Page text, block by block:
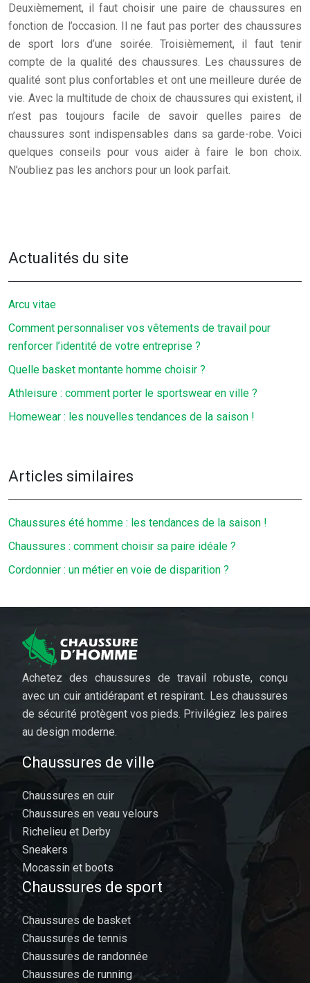
Deuxièmement, il faut choisir une paire de chaussures en
fonction de l’occasion. Il ne faut pas porter des chaussures
de sport lors d’une soirée. Troisièmement, il faut tenir
compte de la qualité des chaussures. Les chaussures de
qualité sont plus confortables et ont une meilleure durée de
vie. Avec la multitude de choix de chaussures qui existent, il
n’est pas toujours facile de savoir quelles paires de
chaussures sont indispensables dans sa garde-robe. Voici
quelques conseils pour vous aider à faire le bon choix.
N’oubliez pas les anchors pour un look parfait.
Actualités du site
Arcu vitae
Comment personnaliser vos vêtements de travail pour
renforcer l’identité de votre entreprise ?
Quelle basket montante homme choisir ?
Athleisure : comment porter le sportswear en ville ?
Homewear : les nouvelles tendances de la saison !
Articles similaires
Chaussures été homme : les tendances de la saison !
Chaussures : comment choisir sa paire idéale ?
Cordonnier : un métier en voie de disparition ?
Achetez des chaussures de travail robuste, conçu
avec un cuir antidérapant et respirant. Les chaussures
de sécurité protègent vos pieds. Privilégiez les paires
au design moderne.
Chaussures de ville
Chaussures en cuir
Chaussures en veau velours
Richelieu et Derby
Sneakers
Mocassin et boots
Chaussures de sport
Chaussures de basket
Chaussures de tennis
Chaussures de randonnée
Chaussures de running